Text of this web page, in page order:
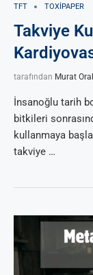
TFT TOXIPAPER
Takviye
tarafından Murat
İnsanoğlu tarih
bitkileri
kullanmaya
takviye …